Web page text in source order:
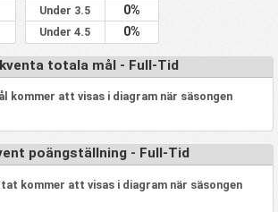
Under 3.5 0%
Under 4.5 0%
totala mål - Full-Tid
kommer att visas i diagram när säsongen
poängställning - Full-Tid
kommer att visas i diagram när säsongen